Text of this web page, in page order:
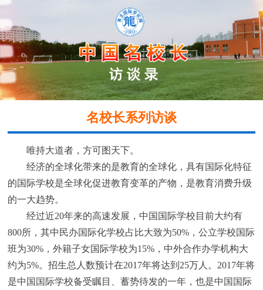
名校长系列访谈
IMTERVIEWS WITH FAMOUS
PRINCIPALS
唯持大道者，方可图天下。
经济的全球化带来的是教育的全球化，具有国际化特征
的国际学校是全球化促进教育变革的产物，是教育消费升级
的一大趋势。
经过近20年来的高速发展，中国国际学校目前大约有
800所，其中民办国际化学校占比大致为50%，公立学校国际
班为30%，外籍子女国际学校为15%，中外合作办学机构大
约为5%。招生总人数预计在2017年将达到25万人。2017年将
是中国国际学校备受瞩目、蓄势待发的一年，也是中国国际